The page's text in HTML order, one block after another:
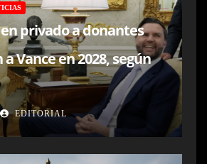
privado a donantes
Vance en 2028, según
EDITORIAL